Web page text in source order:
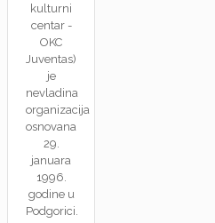
kulturni
centar -
OKC
Juventas)
je
nevladina
organizacija
osnovana
29.
januara
1996.
godine u
Podgorici.